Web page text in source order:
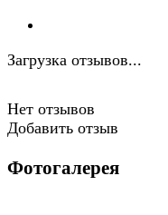
Загрузка отзывов...
Нет отзывов
Добавить отзыв
Фотогалерея